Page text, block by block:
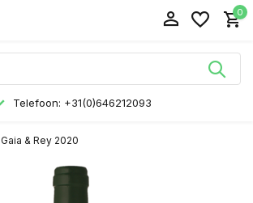
0
Telefoon: +31(0)646212093
Gaia & Rey 2020